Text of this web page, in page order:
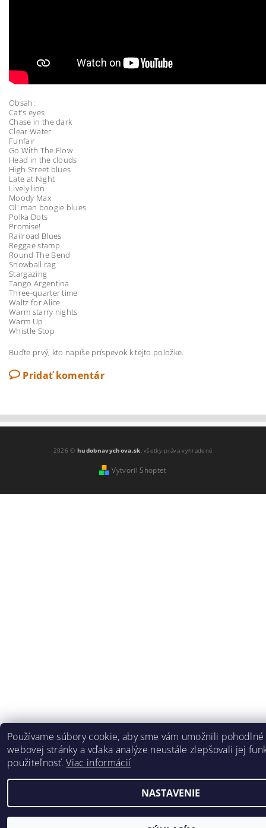
Obsah:
Cat's eyes
Chase in the dark
Clear Water
Funfair
Go With The Flow
Head in the clouds
High Street blues
Late at Night
Lively lion
Moody Max
Ol' man boogie blues
Polka Dots
Promise!
Railroad Blues
Reggae stamp
Round The Bend
Snowball rag
Stargazing
Tango Argentina
Three-quarter time
Waltz for Alice
Warm starry nights
Warm Up
Whistle Stop
Buďte prvý, kto napíše príspevok k tejto položke.
Pridať komentár
2026 ©hudobnavychova.sk, všetky práva vyhradené
Vytvoril Shoptet
Používame súbory cookie, aby sme vám umožnili
webovej stránky a vďaka analýze neustále zlepšovali jej
použiteľnosť.Viac informácií
NASTAVENIE